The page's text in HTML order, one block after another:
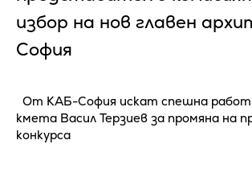
избор на нов главен
София
От КАБ-София искат спешна
кмета Васил Терзиев за промяна на
конкурса